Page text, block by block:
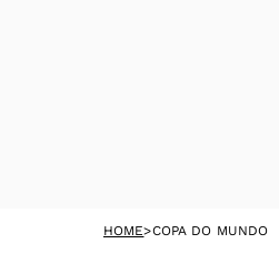
HOME>COPA DO MUNDO